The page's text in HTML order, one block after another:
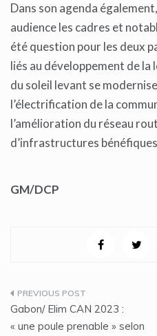
Dans son agenda
audience les cadres et
été question pour les deux
liés au développement de
du soleil levant se
l’électrification de la
l’amélioration du réseau
d’infrastructures
GM/DCP
Navigation
de
Gabon/ Elim CAN 2023 :
« une poule prenable » selon